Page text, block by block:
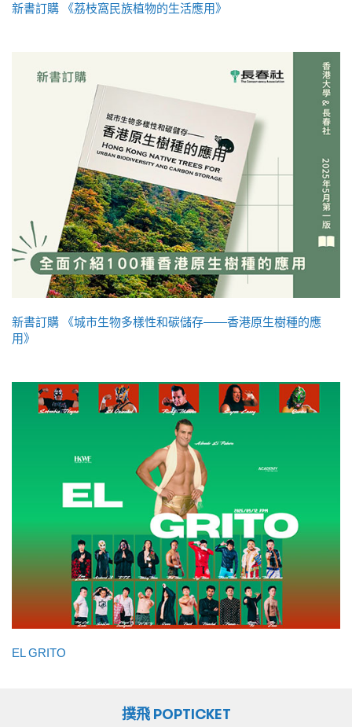
新書訂購 《荔枝窩民族植物的生活應用》
新書訂購 《城市生物多樣性和碳儲存——香港原生樹種的應
用》
EL GRITO
撲飛 POPTICKET